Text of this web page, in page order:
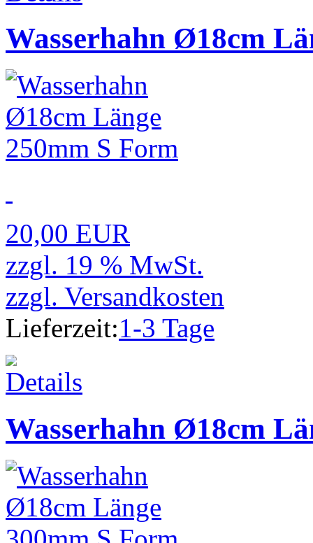
Wasserhahn Ø18cm
20,00 EUR
zzgl. 19 % MwSt.
zzgl. Versandkosten
Lieferzeit:1-3 Tage
Wasserhahn Ø18cm